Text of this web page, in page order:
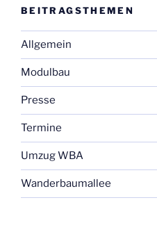
BEI­TRAGS­THE­MEN
Allgemein
Modulbau
Presse
Termine
Umzug WBA
Wanderbaumallee